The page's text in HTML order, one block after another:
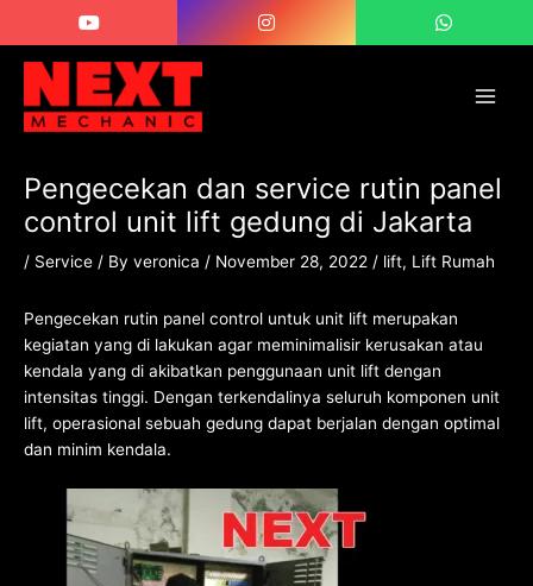
content
Pengecekan dan service rutin panel
control unit lift gedung di Jakarta
/ Service / By veronica / November 28, 2022 / lift, Lift Rumah
Pengecekan rutin panel control untuk unit lift merupakan
kegiatan yang di lakukan agar meminimalisir kerusakan atau
kendala yang di akibatkan penggunaan unit lift dengan
intensitas tinggi. Dengan terkendalinya seluruh komponen unit
lift, operasional sebuah gedung dapat berjalan dengan optimal
dan minim kendala.
navigation